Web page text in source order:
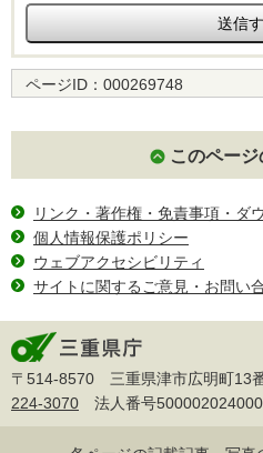
ページID： 000269748
このペー
リンク・著作権・免責事項・ダ
個人情報保護ポリシー
ウェブアクセシビリティ
サイトに関するご意見・お問い
〒514-8570 三重県津市広明町13
224-3070 法人番号